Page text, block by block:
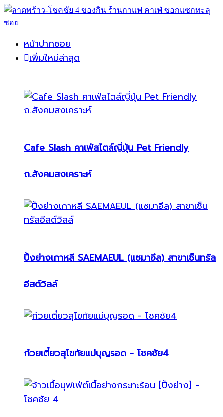
หน้าปากซอย
เพิ่มใหม่ล่าสุด
Cafe Slash คาเฟ่สไตล์ญี่ปุ่น Pet Friendly
ถ.สังคมสงเคราะห์
ปิ้งย่างเกาหลี SAEMAEUL (แซมาอึล) สาขาเซ็นทรัล
อีสต์วิลล์
ก๋วยเตี๋ยวสุโขทัยแม่บุญรอด - โชคชัย4